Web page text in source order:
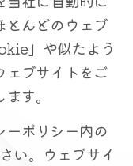
とんどのウェブ
」や似たよう
ェブサイトをご
す。
ーポリシー内の
い。ウェブサイ